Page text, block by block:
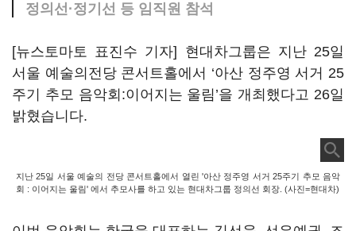
정의선·정기선 등 임직원 참석
[뉴스토마토 표진수 기자] 현대차그룹은 지난 25일
서울 예술의전당 콘서트홀에서 ‘아산 정주영 서거 25
주기 추모 음악회:이어지는 울림’을 개최했다고 26일
밝혔습니다.
지난 25일 서울 예술의 전당 콘서트홀에서 열린 '아산 정주영 서거 25주기 추모 음악
회 : 이어지는 울림' 에서 추모사를 하고 있는 현대차그룹 정의선 회장. (사진=현대차)